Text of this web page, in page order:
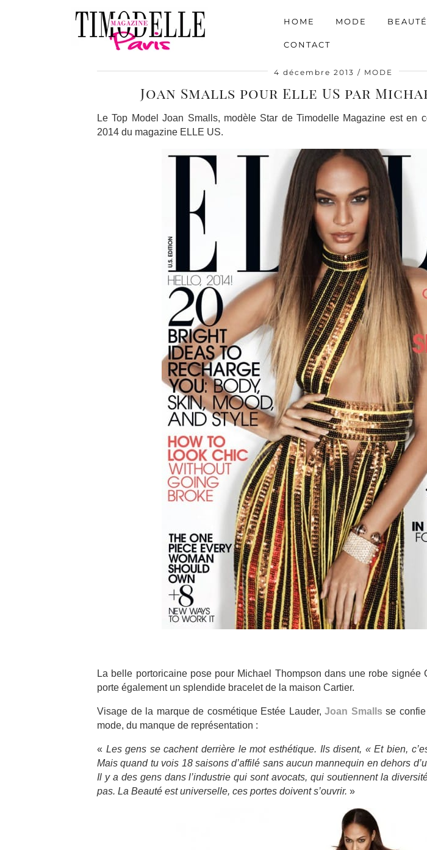
HOME MODE BEAUTÉ
CONTACT
4 décembre 2013 MODE
Joan Smalls pour Elle US par
Le Top Model Joan Smalls, modèle Star de Timodelle Magazine est en
2014 du magazine ELLE US.
La belle portoricaine pose pour Michael Thompson dans une robe signée
porte également un splendide bracelet de la maison Cartier.
Visage de la marque de cosmétique Estée Lauder, Joan Smalls se
mode, du manque de représentation :
« Les gens se cachent derrière le mot esthétique. Ils disent, « Et bien,
Mais quand tu vois 18 saisons d’affilé sans aucun mannequin en dehors
Il y a des gens dans l’industrie qui sont avocats, qui soutiennent la
pas. La Beauté est universelle, ces portes doivent s’ouvrir. »